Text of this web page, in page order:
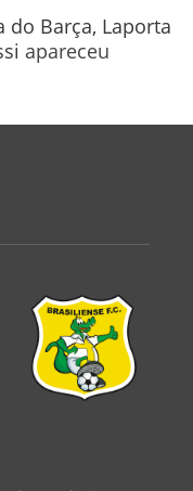
do Barça, Laporta
apareceu